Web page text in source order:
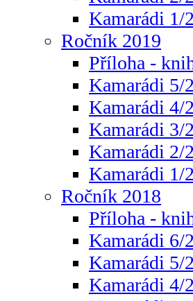
Kamarádi 1/
Ročník 2019
Příloha -
Kamarádi 5/
Kamarádi 4/
Kamarádi 3/
Kamarádi 2/
Kamarádi 1/
Ročník 2018
Příloha -
Kamarádi 6/
Kamarádi 5/
Kamarádi 4/